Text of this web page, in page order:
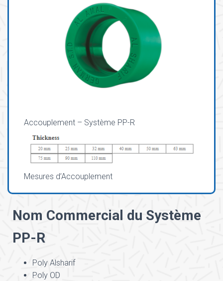
Accouplement – Système PP-R
Mesures d’Accouplement
Nom Commercial du Système
PP-R
Poly Alsharif
Poly OD